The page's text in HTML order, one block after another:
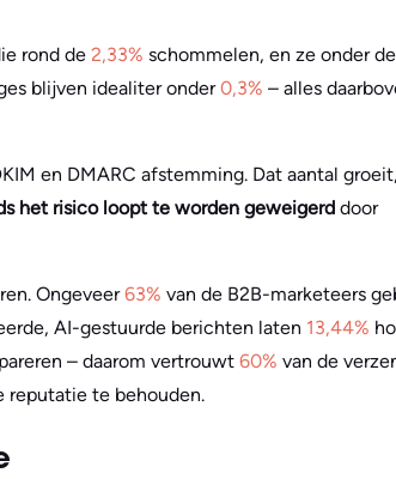
rond de 2,33% schommelen, en ze onder
blijven idealiter onder0,3% – alles
en DMARC afstemming. Dat aantal groeit,
het risico loopt te worden geweigerd door
Ongeveer63% van de B2B-marketeers
AI-gestuurde berichten laten 13,44%
– daarom vertrouwt 60% van de
reputatie te behouden.